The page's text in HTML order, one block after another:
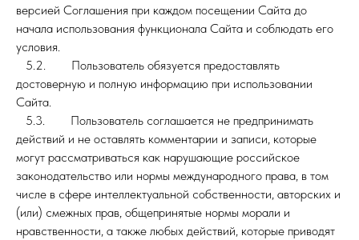
версией Соглашения при каждом посещении Сайта до
начала использования функционала Сайта и соблюдать его
условия.
5.2. Пользователь обязуется предоставлять
достоверную и полную информацию при использовании
Сайта.
5.3. Пользователь соглашается не предпринимать
действий и не оставлять комментарии и записи, которые
могут рассматриваться как нарушающие российское
законодательство или нормы международного права, в том
числе в сфере интеллектуальной собственности, авторских и
(или) смежных прав, общепринятые нормы морали и
нравственности, а также любых действий, которые приводят